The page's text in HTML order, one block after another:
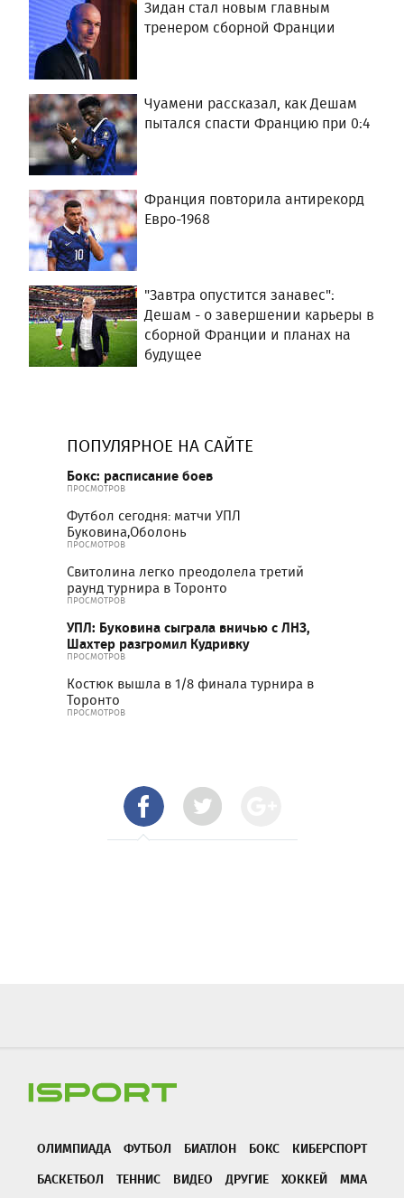
Зидан стал новым главным
тренером сборной Франции
Чуамени рассказал, как Дешам
пытался спасти Францию при 0:4
Франция повторила антирекорд
Евро-1968
"Завтра опустится занавес":
Дешам - о завершении карьеры в
сборной Франции и планах на
будущее
ПОПУЛЯРНОЕ НА САЙТЕ
Бокс: расписание боев
ПРОСМОТРОВ
Футбол сегодня: матчи УПЛ
Буковина,Оболонь
ПРОСМОТРОВ
Свитолина легко преодолела третий
раунд турнира в Торонто
ПРОСМОТРОВ
УПЛ: Буковина сыграла вничью с ЛНЗ,
Шахтер разгромил Кудривку
ПРОСМОТРОВ
Костюк вышла в 1/8 финала турнира в
Торонто
ПРОСМОТРОВ
ОЛИМПИАДА ФУТБОЛ БИАТЛОН БОКС
КИБЕРСПОРТ
БАСКЕТБОЛ
ТЕННИС ВИДЕО ДРУГИЕ ХОККЕЙ
ММА